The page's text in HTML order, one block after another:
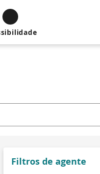
Filtros de agente